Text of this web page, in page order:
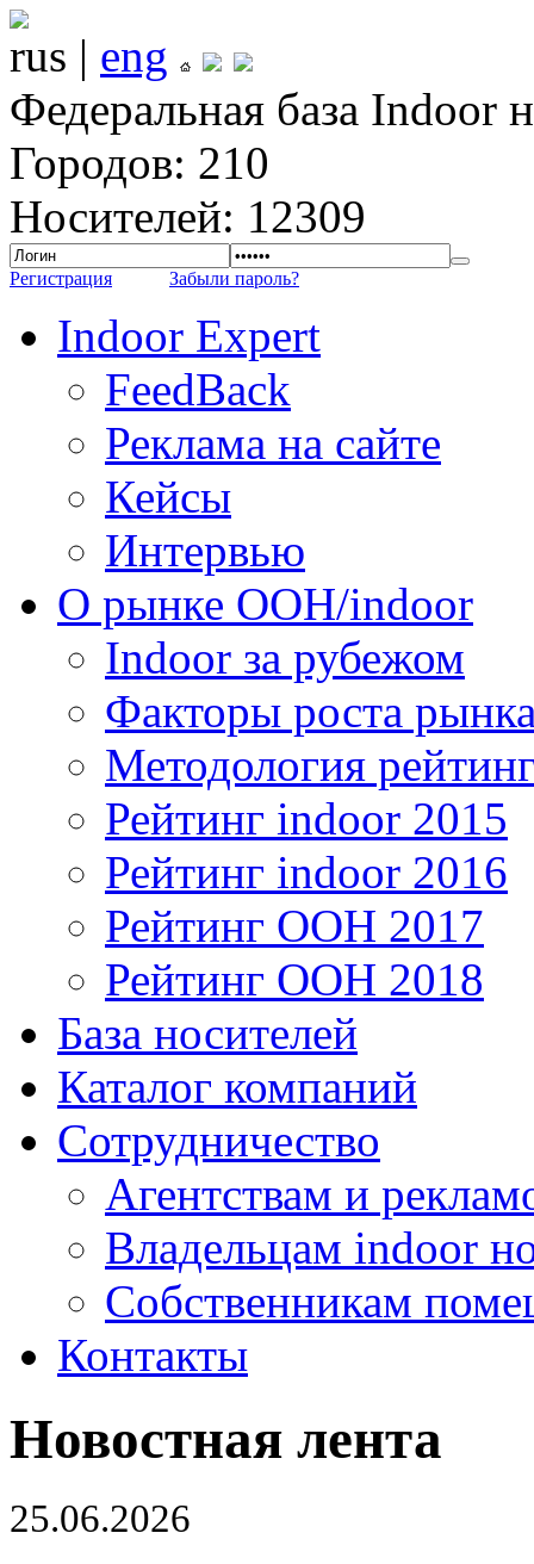
rus | eng
Федеральная база Indoor
Городов: 210
Носителей: 12309
Регистрация Забыли пароль?
Indoor Expert
FeedBack
Реклама на сайте
Кейсы
Интервью
О рынке OOH/indoor
Indoor за рубежом
Факторы роста
Методология
Рейтинг indoor 2015
Рейтинг indoor 2016
Рейтинг OOH 2017
Рейтинг OOH 2018
База носителей
Каталог компаний
Сотрудничество
Агентствам и
Владельцам indoor
Собственникам
Контакты
Новостная лента
25.06.2026